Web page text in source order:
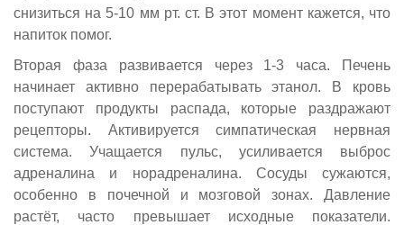
снизиться на 5-10 мм рт. ст. В этот момент кажется, что
напиток помог.
Вторая фаза развивается через 1-3 часа. Печень
начинает активно перерабатывать этанол. В кровь
поступают продукты распада, которые раздражают
рецепторы. Активируется симпатическая нервная
система. Учащается пульс, усиливается выброс
адреналина и норадреналина. Сосуды сужаются,
особенно в почечной и мозговой зонах. Давление
растёт, часто превышает исходные показатели.